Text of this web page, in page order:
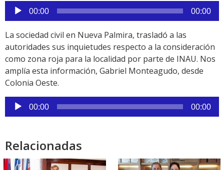
Reproductor
de
audio
00:00 00:00
La sociedad civil en Nueva Palmira, trasladó a las
autoridades sus inquietudes respecto a la consideración
como zona roja para la localidad por parte de INAU. Nos
amplía esta información, Gabriel Monteagudo, desde
Colonia Oeste.
Reproductor
de
00:00 00:00
Relacionadas